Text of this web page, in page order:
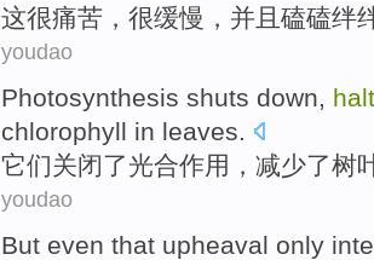
这很痛苦 ， 很缓慢 ，并且 磕磕绊
youdao
Photosynthesis shuts down,
chlorophyll in leaves.
它们关闭了光合作用，减少了树
youdao
But even that upheaval only